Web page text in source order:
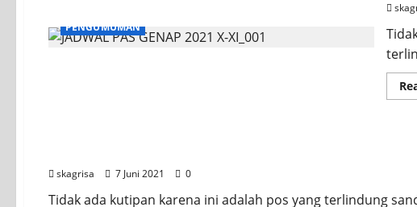
PENGUMUMAN
skagrisa 7 Juni 2021 0
Tidak ada kutipan karena ini adalah pos yang terlindung